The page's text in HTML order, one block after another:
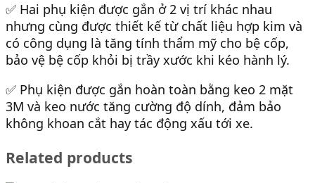
✅ Hai phụ kiện được gắn ở 2 vị trí khác nhau
nhưng cùng được thiết kế từ chất liệu hợp kim và
có công dụng là tăng tính thẩm mỹ cho bệ cốp,
bảo vệ bệ cốp khỏi bị trầy xước khi kéo hành lý.
✅ Phụ kiện được gắn hoàn toàn bằng keo 2 mặt
3M và keo nước tăng cường độ dính, đảm bảo
không khoan cắt hay tác động xấu tới xe.
Related products